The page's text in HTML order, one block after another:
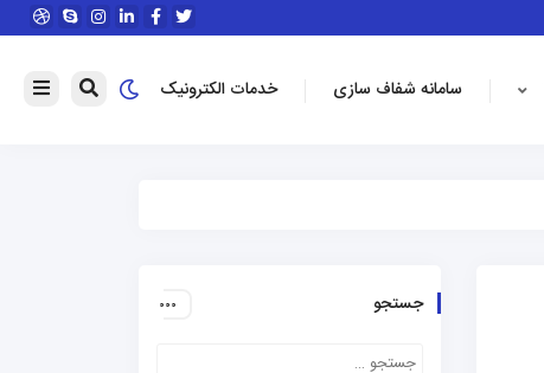
سامانه شفاف سازی خدمات الکترونیک
جستجو